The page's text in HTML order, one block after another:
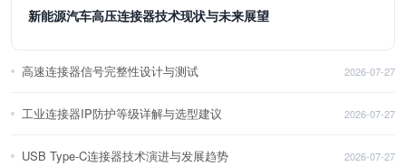
新能源汽车高压连接器技术现状与未来展望
高速连接器信号完整性设计与测试 2026-07-27
工业连接器IP防护等级详解与选型建议 2026-07-27
USB Type-C连接器技术演进与发展趋势 2026-07-27